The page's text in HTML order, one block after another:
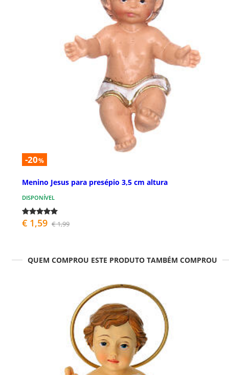
-20%
Menino Jesus para presépio 3,5 cm altura
DISPONÍVEL
€ 1,59 € 1,99
QUEM COMPROU ESTE PRODUTO TAMBÉM COMPROU